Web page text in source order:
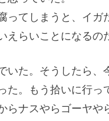
ってしまうと、イガ
らいことになるの
いた。そうしたら、
た。もう拾いに行っ
らナスやらゴーヤや